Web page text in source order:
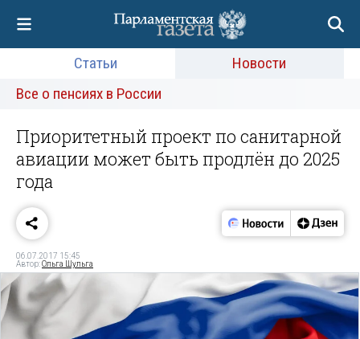
Статьи
Новости
Все о пенсиях в России
Приоритетный проект по санитарной
авиации может быть продлён до 2025
года
06.07.2017 15:45
Автор:Ольга Шульга